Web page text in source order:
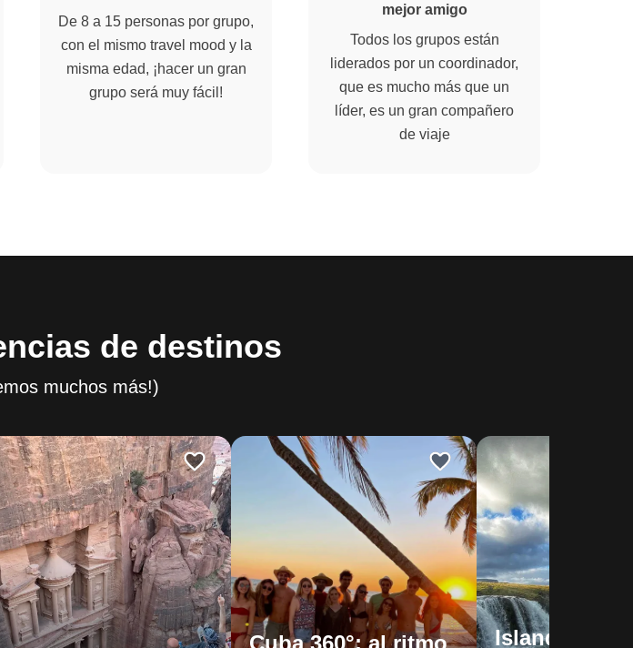
De 8 a 15 personas por grupo,
con el mismo travel mood y la
misma edad, ¡hacer un gran
grupo será muy fácil!
mejor amigo
Todos los grupos están
liderados por un coordinador,
que es mucho más que un
líder, es un gran compañero
de viaje
de destinos
muchos más!)
Cuba 360°: al ritmo
Islandia